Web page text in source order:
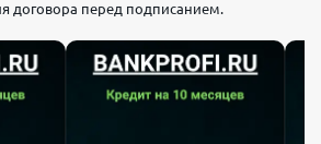
договора перед подписанием.